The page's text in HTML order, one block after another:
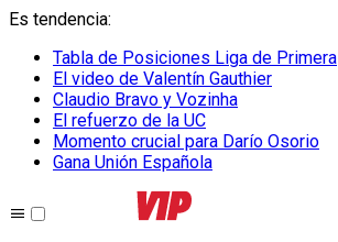
Es tendencia:
Tabla de Posiciones Liga de Primera
El video de Valentín Gauthier
Claudio Bravo y Vozinha
El refuerzo de la UC
Momento crucial para Darío Osorio
Gana Unión Española